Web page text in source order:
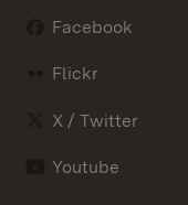
Facebook
Flickr
X / Twitter
Youtube